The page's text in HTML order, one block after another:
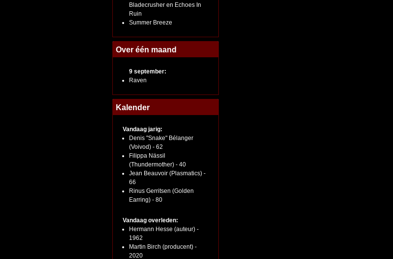
Bladecrusher en Echoes In
Ruin
Summer Breeze
Over één maand
9 september:
Raven
Kalender
Vandaag jarig:
Denis "Snake" Bélanger
(Voivod) - 62
Filippa Nässil
(Thundermother) - 40
Jean Beauvoir (Plasmatics) -
66
Rinus Gerritsen (Golden
Earring) - 80
Vandaag overleden:
Hermann Hesse (auteur) -
1962
Martin Birch (producent) -
2020